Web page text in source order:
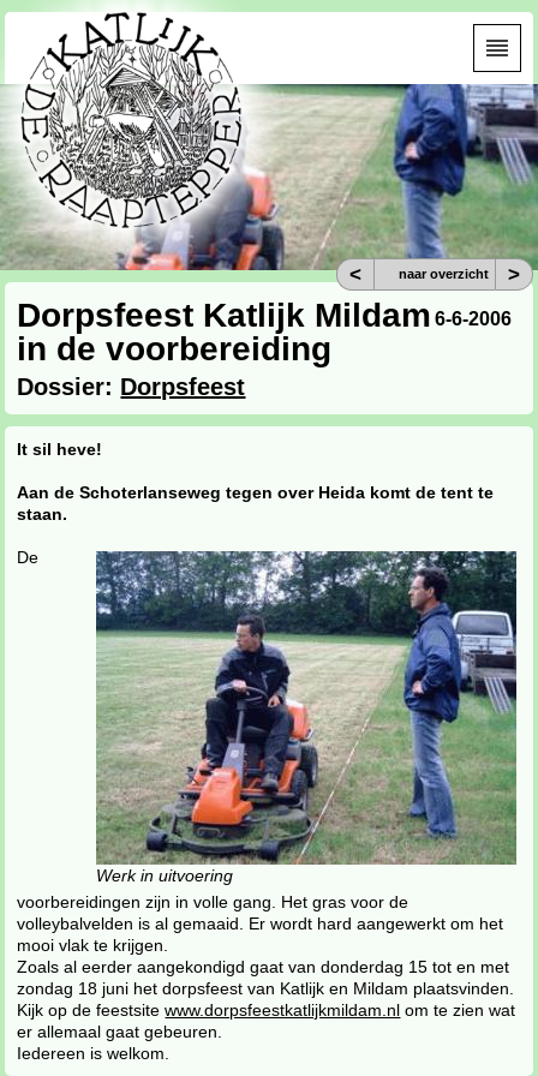
6-6-2006
Dorpsfeest Katlijk Mildam
in de voorbereiding
Dossier: Dorpsfeest
It sil heve!
Aan de Schoterlanseweg tegen over Heida komt de tent te
staan.
Werk in uitvoering
De
voorbereidingen zijn in volle gang. Het gras voor de
volleybalvelden is al gemaaid. Er wordt hard aangewerkt om het
mooi vlak te krijgen.
Zoals al eerder aangekondigd gaat van donderdag 15 tot en met
zondag 18 juni het dorpsfeest van Katlijk en Mildam plaatsvinden.
Kijk op de feestsitewww.dorpsfeestkatlijkmildam.nl om te zien wat
er allemaal gaat gebeuren.
Iedereen is welkom.
< naar overzicht >